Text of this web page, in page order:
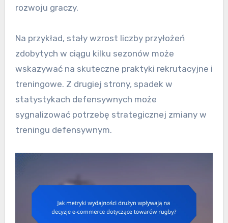
rozwoju graczy.
Na przykład, stały wzrost liczby przyłożeń
zdobytych w ciągu kilku sezonów może
wskazywać na skuteczne praktyki rekrutacyjne i
treningowe. Z drugiej strony, spadek w
statystykach defensywnych może
sygnalizować potrzebę strategicznej zmiany w
treningu defensywnym.